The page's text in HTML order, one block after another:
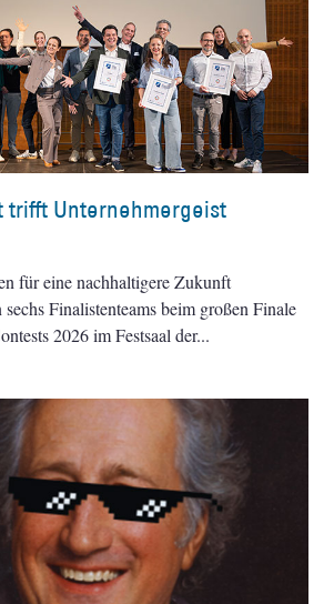
Unternehmergeist
für eine nachhaltigere Zukunft
sechs Finalistenteams beim großen Finale
2026 im Festsaal der